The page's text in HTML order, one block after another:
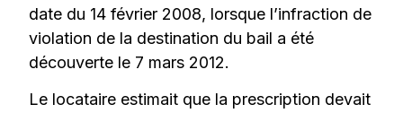
date du 14 février 2008, lorsque l’infraction de
violation de la destination du bail a été
découverte le 7 mars 2012.
Le locataire estimait que la prescription devait